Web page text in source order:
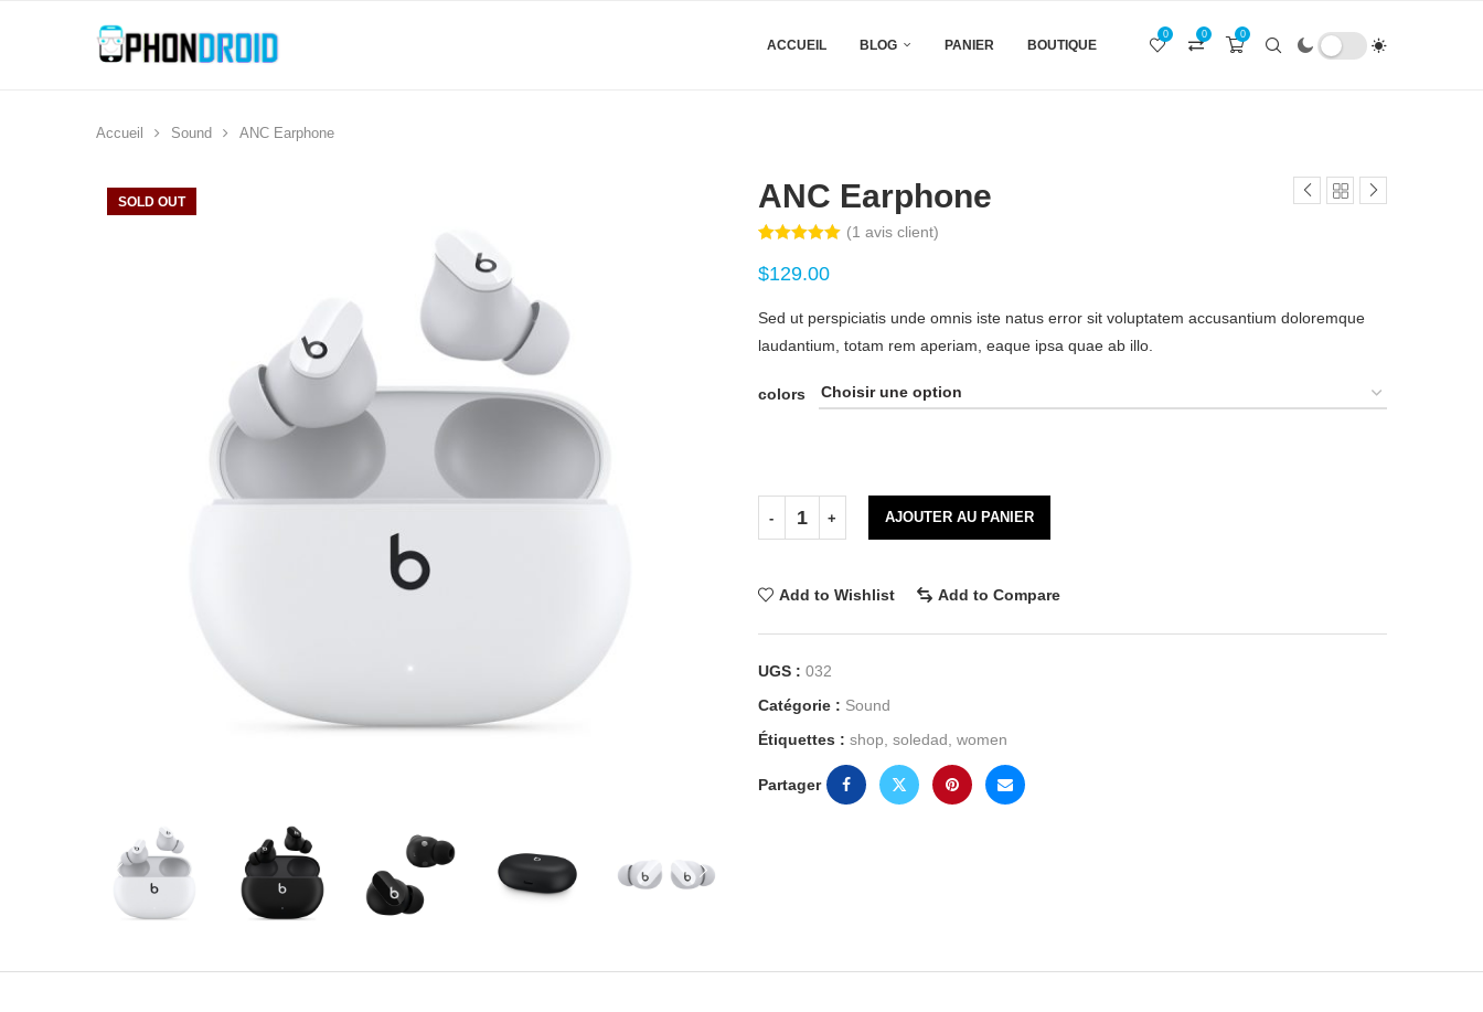
ACCUEIL BLOG PANIER BOUTIQUE
0
0
0
Accueil Sound ANC Earphone
SOLD OUT ANC Earphone
sur 5
basé sur
client
(1 avis client)
$129.00
Sed ut perspiciatis unde omnis iste natus error sit voluptatem accusantium doloremque
laudantium, totam rem aperiam, eaque ipsa quae ab illo.
colors
AJOUTER AU PANIER
Add to Wishlist Add to Compare
UGS : 032
Catégorie : Sound
Étiquettes : shop soledad women
Partager